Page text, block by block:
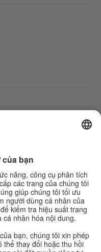
của Goethe-
“Deutschstunde”
cận